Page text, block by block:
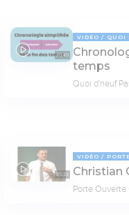
20:49
VIDÉO QUOI
temps
Quoi d'neuf
35:22
VIDÉO
Christian
Porte